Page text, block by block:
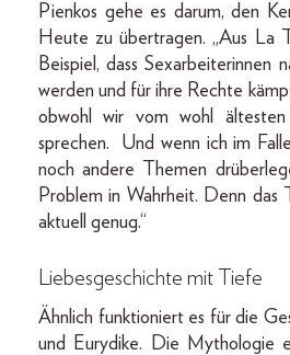
Pienkos gehe es darum, den
Heute zu übertragen. „Aus La
Beispiel, dass Sexarbeiterinnen
werden und für ihre Rechte
obwohl wir vom wohl
sprechen. Und wenn ich im
noch andere Themen
Problem in Wahrheit. Denn das
aktuell genug.“
Liebesgeschichte mit Tiefe
Ähnlich funktioniert es für die
und Eurydike. Die Mythologie